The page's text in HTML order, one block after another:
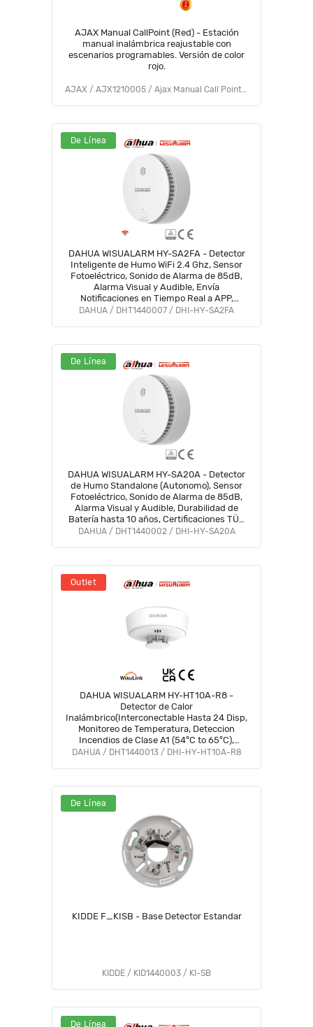
AJAX Manual CallPoint (Red) - Estación
manual inalámbrica reajustable con
escenarios programables. Versión de color
rojo.
AJAX / AJX1210005 / Ajax Manual Call Point (Red) (9NA)
De Línea
DAHUA WISUALARM HY-SA2FA - Detector
Inteligente de Humo WiFi 2.4 Ghz, Sensor
Fotoeléctrico, Sonido de Alarma de 85dB,
Alarma Visual y Audible, Envía
Notificaciones en Tiempo Real a APP,
Certificaciones TÜV and CE, #LoNuevo
DAHUA / DHT1440007 / DHI-HY-SA2FA
De Línea
DAHUA WISUALARM HY-SA20A - Detector
de Humo Standalone (Autonomo), Sensor
Fotoeléctrico, Sonido de Alarma de 85dB,
Alarma Visual y Audible, Durabilidad de
Batería hasta 10 años, Certificaciones TÜV
and CE, #LoNuevo #Wisualarm #MCI1 #WR
DAHUA / DHT1440002 / DHI-HY-SA20A
Outlet
DAHUA WISUALARM HY-HT10A-R8 -
Detector de Calor
Inalámbrico(Interconectable Hasta 24 Disp,
Monitoreo de Temperatura, Deteccion
Incendios de Clase A1 (54°C to 65°C),
Autónomo, Alarma de 85dB, Certificaciones
DAHUA / DHT1440013 / DHI-HY-HT10A-R8
De Línea
KIDDE F_KISB - Base Detector Estandar
KIDDE / KID1440003 / KI-SB
De Línea